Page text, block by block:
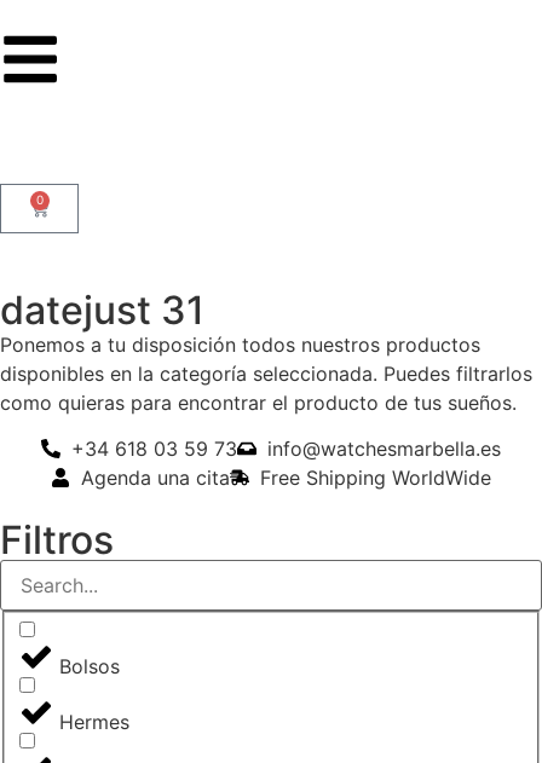
0
datejust 31
Ponemos a tu disposición todos nuestros productos
disponibles en la categoría seleccionada. Puedes filtrarlos
como quieras para encontrar el producto de tus sueños.
+34 618 03 59 73
info@watchesmarbella.es
Agenda una cita
Free Shipping WorldWide
Filtros
Bolsos
Hermes